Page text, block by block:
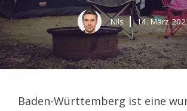
Nils 14. März
Baden-Württemberg ist eine